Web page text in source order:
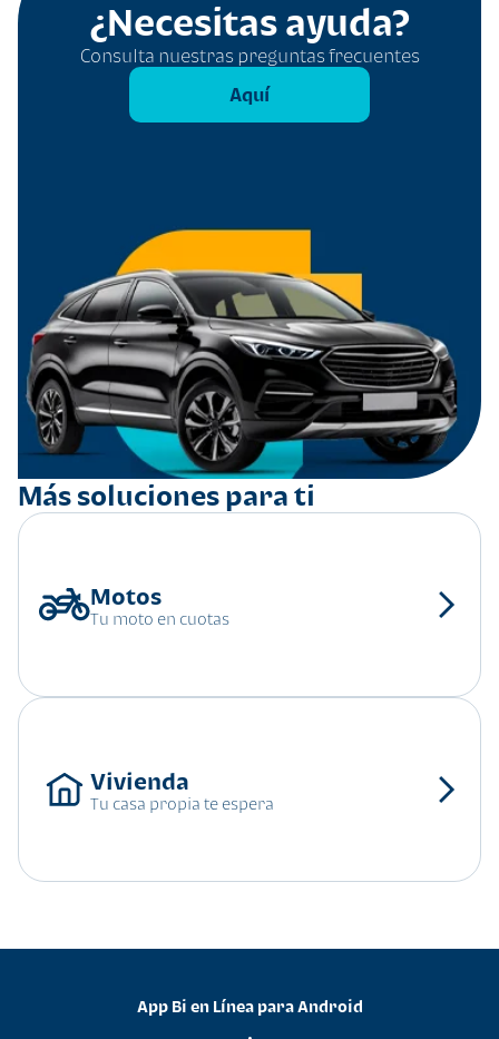
¿Necesitas ayuda?
Consulta nuestras preguntas frecuentes
Aquí
Más soluciones para ti
Tu moto en cuotas
Tu casa propia te espera
App Bi en Línea para Android